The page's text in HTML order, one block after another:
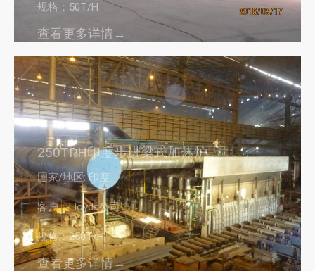
规格：50T/H
查看更多详情→
250TPH印度步进梁式加热炉
国家/地区: 印度
客户：Lloyds公司
规格：250T/H
查看更多详情→